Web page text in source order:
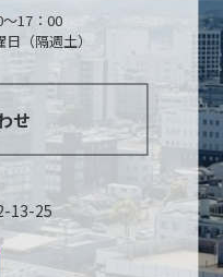
17：00
（隔週土）
せ
13-25